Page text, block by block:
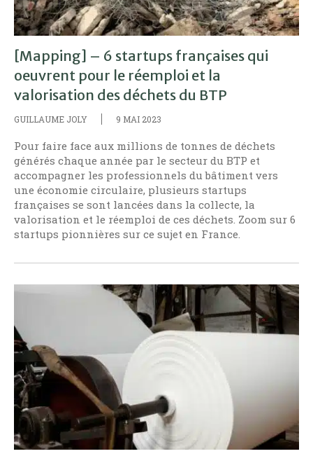
[Mapping] – 6 startups françaises qui
oeuvrent pour le réemploi et la
valorisation des déchets du BTP
GUILLAUME JOLY 9 MAI 2023
Pour faire face aux millions de tonnes de déchets
générés chaque année par le secteur du BTP et
accompagner les professionnels du bâtiment vers
une économie circulaire, plusieurs startups
françaises se sont lancées dans la collecte, la
valorisation et le réemploi de ces déchets. Zoom sur 6
startups pionnières sur ce sujet en France.